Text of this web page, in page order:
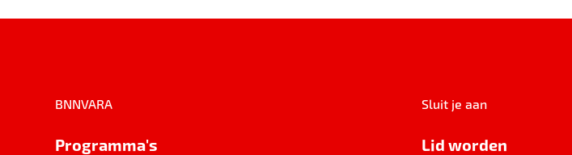
BNNVARA
Programma's
Sluit je aan
Lid worden